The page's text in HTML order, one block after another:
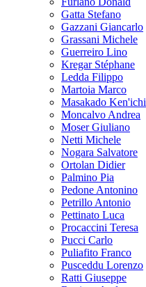
Gatta Stefano
Gazzani Giancarlo
Grassani Michele
Guerreiro Lino
Kregar Stéphane
Ledda Filippo
Martoia Marco
Masakado Ken'ichi
Moncalvo Andrea
Moser Giuliano
Netti Michele
Nogara Salvatore
Ortolan Didier
Palmino Pia
Pedone Antonino
Petrillo Antonio
Pettinato Luca
Procaccini Teresa
Pucci Carlo
Puliafito Franco
Pusceddu Lorenzo
Ratti Giuseppe